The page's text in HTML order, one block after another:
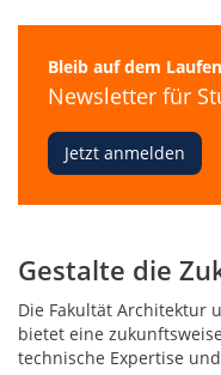
Bleib auf dem
Newsletter für
Jetzt anmelden
Gestalte die
Die Fakultät Architektur
bietet eine
technische Expertise